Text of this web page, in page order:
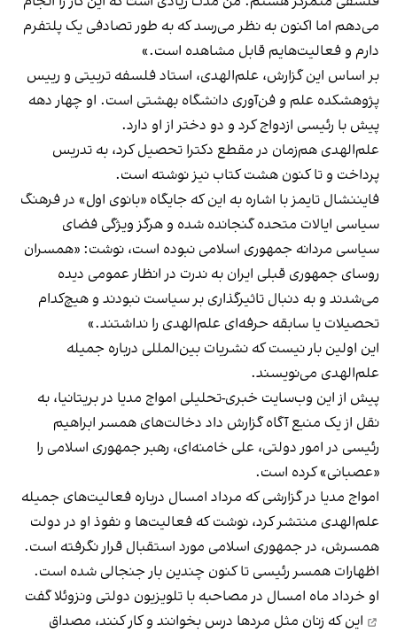
می‌دهم اما اکنون به نظر می‌رسد که به طور تصادفی یک پلتفرم
دارم و فعالیت‌هایم قابل مشاهده است.»
بر اساس این گزارش، علم‌الهدی، استاد فلسفه تربیتی و رییس
پژوهشکده علم و فن‌آوری دانشگاه بهشتی است. او چهار دهه
پیش با رئیسی ازدواج کرد و دو دختر از او دارد.
علم‌الهدی هم‌زمان در مقطع دکترا تحصیل کرد، به تدریس
پرداخت و تا کنون هشت کتاب نیز نوشته است.
فایننشال تایمز با اشاره به این که جایگاه «بانوی اول» در فرهنگ
سیاسی ایالات متحده گنجانده شده و هرگز ویژگی فضای
سیاسی مردانه جمهوری اسلامی نبوده است، نوشت: «همسران
روسای جمهوری قبلی ایران به ندرت در انظار عمومی دیده
می‌شدند و به دنبال تاثیرگذاری بر سیاست نبودند و هیچ‌کدام
تحصیلات یا سابقه حرفه‌ای علم‌الهدی را نداشتند.»
این اولین بار نیست که نشریات بین‌المللی درباره جمیله
علم‌الهدی می‌نویسند.
پیش از این وب‌سایت خبری-تحلیلی امواج مدیا در بریتانیا، به
نقل از یک منبع آگاه گزارش داد دخالت‌های همسر ابراهیم
رئیسی در امور دولتی، علی خامنه‌ای، رهبر جمهوری اسلامی را
«عصبانی» کرده است.
امواج مدیا در گزارشی که مرداد امسال درباره فعالیت‌های جمیله
علم‌الهدی منتشر کرد، نوشت که فعالیت‌ها و نفوذ او در دولت
همسرش، در جمهوری اسلامی مورد استقبال قرار نگرفته است.
اظهارات همسر رئیسی تا کنون چندین بار جنجالی شده است.
او خرداد ماه امسال در مصاحبه با تلویزیون دولتی ونزوئلا گفت
این که زنان مثل مردها درس بخوانند و کار کنند، مصداق